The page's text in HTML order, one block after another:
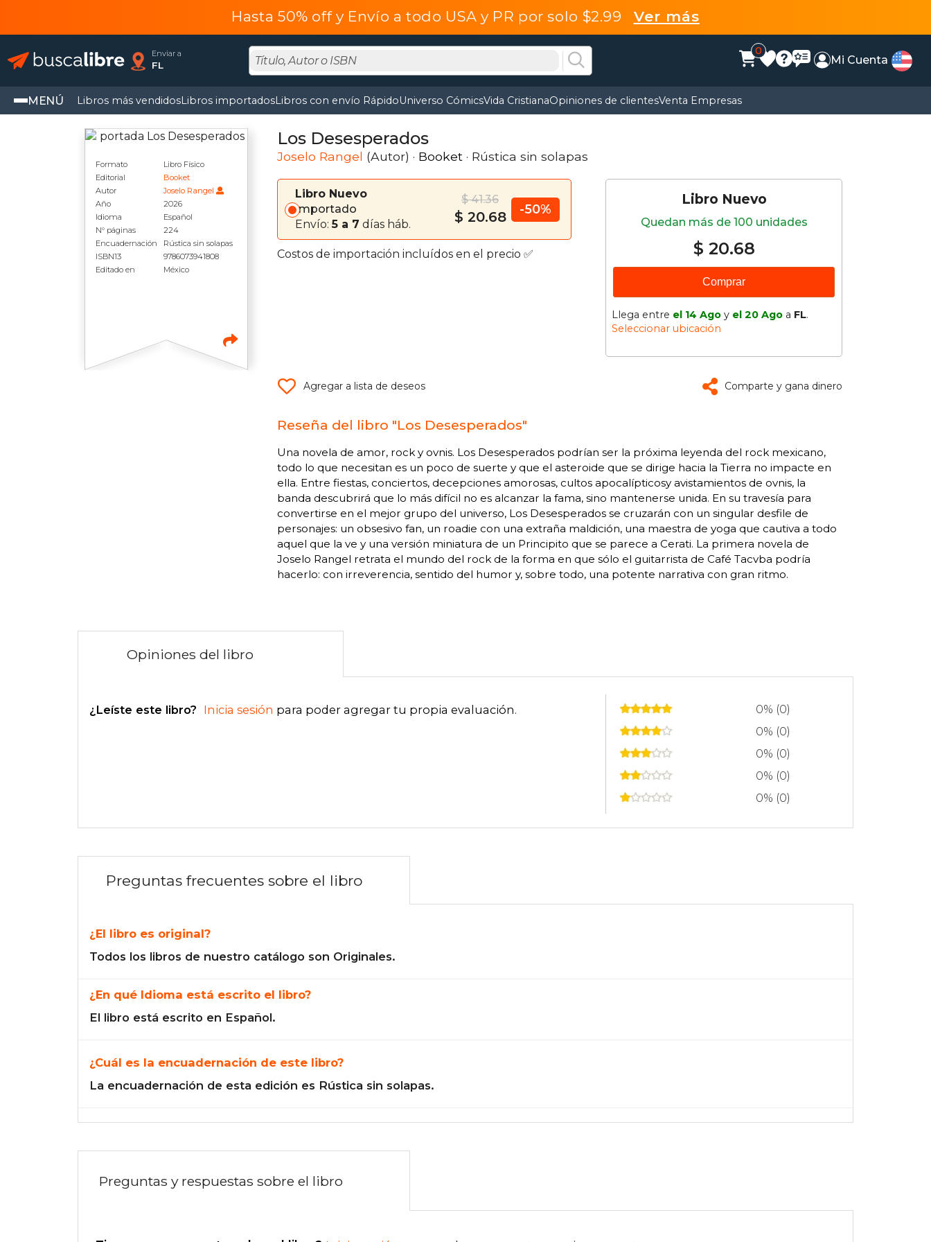
Hasta 50% off y Envío a todo USA y PR por solo $2.99 Ver más
Enviar a
FL
0
Mi Cuenta
MENÚ Libros más vendidosLibros importadosLibros con envío RápidoUniverso CómicsVida CristianaOpiniones de clientesVenta Empresas
Formato
Libro Físico
Editorial
Booket
Autor
Joselo Rangel
Año
2026
Idioma
Español
N° páginas
224
Encuadernación
Rústica sin solapas
ISBN13
9786073941808
Editado en
México
Los Desesperados
Joselo Rangel (Autor) · Booket · Rústica sin solapas
Libro Nuevo
Importado
Envío:5 a 7 días háb.
$ 41.36
$ 20.68 -50%
Costos de importación incluídos en el precio ✅
Libro Nuevo
Quedan más de 100 unidades
$ 20.68
Comprar
Llega entre el 14 Ago y el 20 Ago a FL.
Seleccionar ubicación
Agregar a lista de deseos Comparte y gana dinero
Reseña del libro "Los Desesperados"
Una novela de amor, rock y ovnis. Los Desesperados podrían ser la próxima leyenda del rock mexicano,
todo lo que necesitan es un poco de suerte y que el asteroide que se dirige hacia la Tierra no impacte en
ella. Entre fiestas, conciertos, decepciones amorosas, cultos apocalípticosy avistamientos de ovnis, la
banda descubrirá que lo más difícil no es alcanzar la fama, sino mantenerse unida. En su travesía para
convertirse en el mejor grupo del universo, Los Desesperados se cruzarán con un singular desfile de
personajes: un obsesivo fan, un roadie con una extraña maldición, una maestra de yoga que cautiva a todo
aquel que la ve y una versión miniatura de un Principito que se parece a Cerati. La primera novela de
Joselo Rangel retrata el mundo del rock de la forma en que sólo el guitarrista de Café Tacvba podría
hacerlo: con irreverencia, sentido del humor y, sobre todo, una potente narrativa con gran ritmo.
Opiniones del libro
¿Leíste este libro? Inicia sesión para poder agregar tu propia evaluación.
0% (0)
0% (0)
0% (0)
0% (0)
0% (0)
Preguntas frecuentes sobre el libro
¿El libro es original?
Todos los libros de nuestro catálogo son Originales.
¿En qué Idioma está escrito el libro?
El libro está escrito en Español.
¿Cuál es la encuadernación de este libro?
La encuadernación de esta edición es Rústica sin solapas.
Preguntas y respuestas sobre el libro